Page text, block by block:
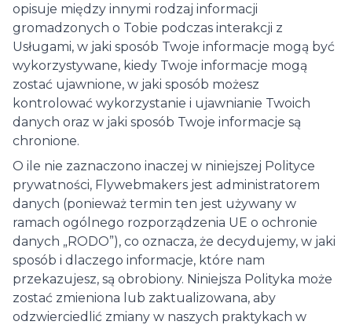
opisuje między innymi rodzaj informacji
gromadzonych o Tobie podczas interakcji z
Usługami, w jaki sposób Twoje informacje mogą być
wykorzystywane, kiedy Twoje informacje mogą
zostać ujawnione, w jaki sposób możesz
kontrolować wykorzystanie i ujawnianie Twoich
danych oraz w jaki sposób Twoje informacje są
chronione.
O ile nie zaznaczono inaczej w niniejszej Polityce
prywatności, Flywebmakers jest administratorem
danych (ponieważ termin ten jest używany w
ramach ogólnego rozporządzenia UE o ochronie
danych „RODO”), co oznacza, że ​​decydujemy, w jaki
sposób i dlaczego informacje, które nam
przekazujesz, są obrobiony. Niniejsza Polityka może
zostać zmieniona lub zaktualizowana, aby
odzwierciedlić zmiany w naszych praktykach w